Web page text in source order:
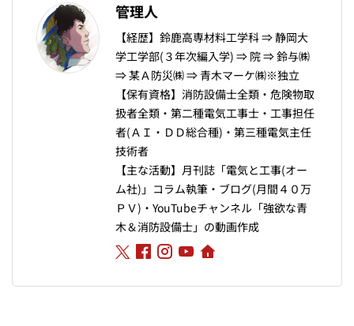
管理人
【経歴】鈴鹿高専材料工学科 ⇒ 静岡大
学工学部(３年次編入学) ⇒ 院 ⇒ 鈴与㈱
⇒ 某Ａ防災㈱ ⇒ 青木マーケ㈱※独立
【保有資格】消防設備士全類・危険物取
扱者全類・第二種電気工事士・工事担任
者(ＡＩ・ＤＤ総合種)・第三種電気主任
技術者
【主な活動】月刊誌「電気と工事(オー
ム社)」コラム執筆・ブログ(月間４０万
ＰＶ)・YouTubeチャンネル「強欲な青
木＆消防設備士」の動画作成